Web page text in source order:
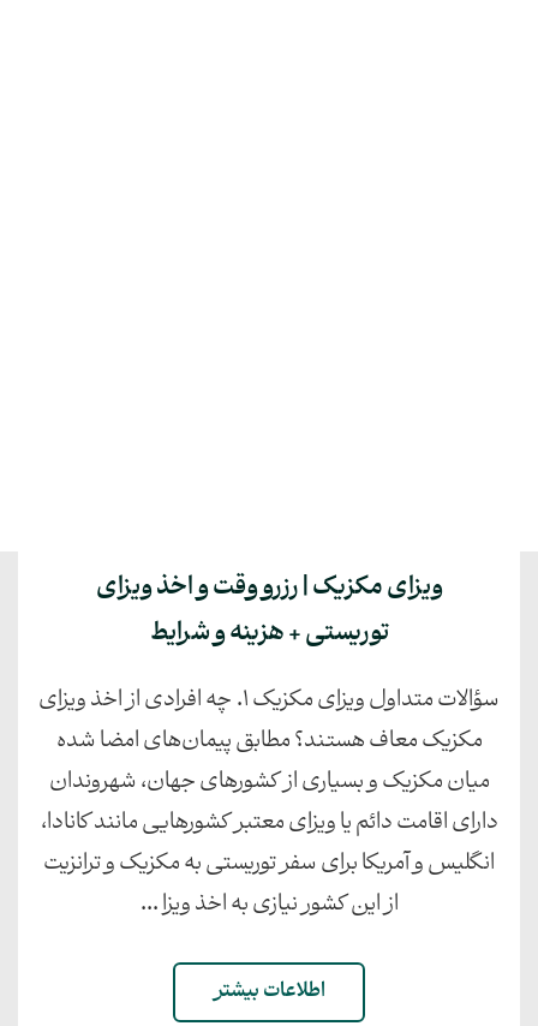
ویزای مکزیک | رزرو وقت و اخذ ویزای
توریستی + هزینه و شرایط
سؤالات متداول ویزای مکزیک 1. چه افرادی از اخذ ویزای
مکزیک معاف هستند؟ مطابق پیمان‌های امضا شده
میان مکزیک و بسیاری از کشورهای جهان، شهروندان
دارای اقامت دائم یا ویزای معتبر کشورهایی مانند کانادا،
انگلیس و آمریکا برای سفر توریستی به مکزیک و ترانزیت
از این کشور نیازی به اخذ ویزا ...
اطلاعات بیشتر